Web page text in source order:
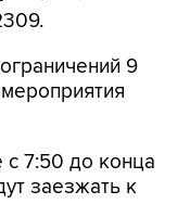
9
с 7:50 до конца
заезжать к